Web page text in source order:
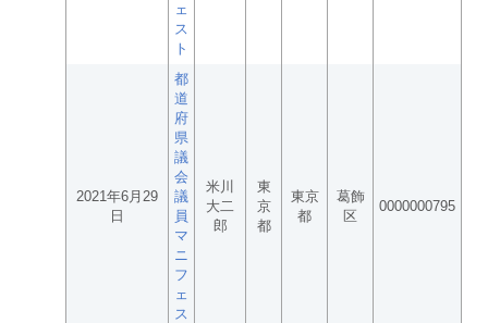
ェ
ス
ト
2021年6月29
日
都
道
府
県
議
会
議
員
マ
ニ
フ
ェ
ス
米川
大二
郎
東
京
都
東京
都
葛飾
区
0000000795